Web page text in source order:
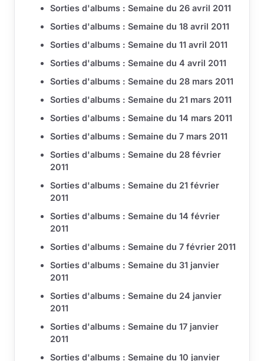
Sorties d'albums : Semaine du 26 avril 2011
Sorties d'albums : Semaine du 18 avril 2011
Sorties d'albums : Semaine du 11 avril 2011
Sorties d'albums : Semaine du 4 avril 2011
Sorties d'albums : Semaine du 28 mars 2011
Sorties d'albums : Semaine du 21 mars 2011
Sorties d'albums : Semaine du 14 mars 2011
Sorties d'albums : Semaine du 7 mars 2011
Sorties d'albums : Semaine du 28 février
2011
Sorties d'albums : Semaine du 21 février
2011
Sorties d'albums : Semaine du 14 février
2011
Sorties d'albums : Semaine du 7 février 2011
Sorties d'albums : Semaine du 31 janvier
2011
Sorties d'albums : Semaine du 24 janvier
2011
Sorties d'albums : Semaine du 17 janvier
2011
Sorties d'albums : Semaine du 10 janvier